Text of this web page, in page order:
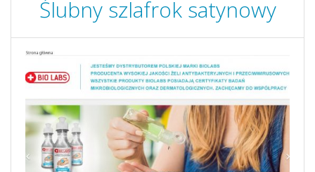
Ślubny szlafrok satynowy